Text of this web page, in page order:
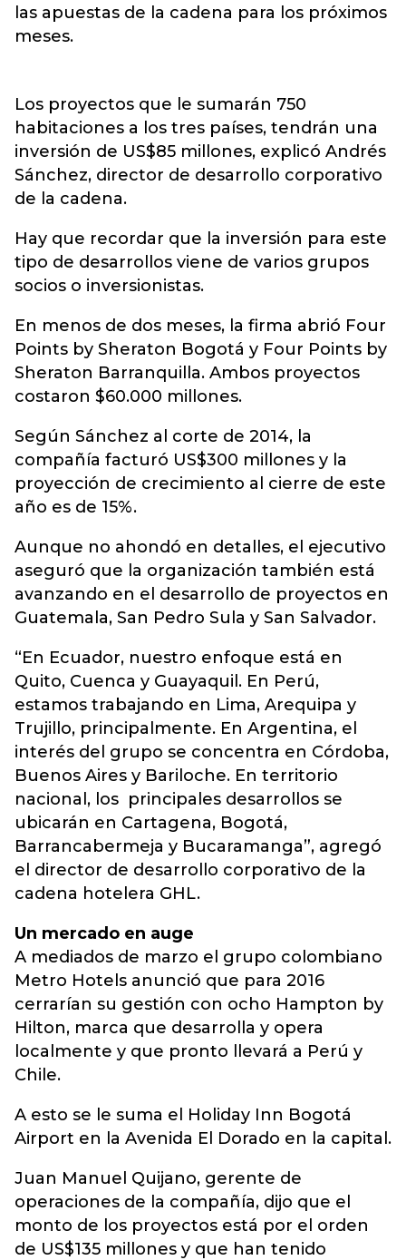
las apuestas de la cadena para los próximos
meses.
Los proyectos que le sumarán 750
habitaciones a los tres países, tendrán una
inversión de US$85 millones, explicó Andrés
Sánchez, director de desarrollo corporativo
de la cadena.
Hay que recordar que la inversión para este
tipo de desarrollos viene de varios grupos
socios o inversionistas.
En menos de dos meses, la firma abrió Four
Points by Sheraton Bogotá y Four Points by
Sheraton Barranquilla. Ambos proyectos
costaron $60.000 millones.
Según Sánchez al corte de 2014, la
compañía facturó US$300 millones y la
proyección de crecimiento al cierre de este
año es de 15%.
Aunque no ahondó en detalles, el ejecutivo
aseguró que la organización también está
avanzando en el desarrollo de proyectos en
Guatemala, San Pedro Sula y San Salvador.
“En Ecuador, nuestro enfoque está en
Quito, Cuenca y Guayaquil. En Perú,
estamos trabajando en Lima, Arequipa y
Trujillo, principalmente. En Argentina, el
interés del grupo se concentra en Córdoba,
Buenos Aires y Bariloche. En territorio
nacional, los principales desarrollos se
ubicarán en Cartagena, Bogotá,
Barrancabermeja y Bucaramanga”, agregó
el director de desarrollo corporativo de la
cadena hotelera GHL.
Un mercado en auge
A mediados de marzo el grupo colombiano
Metro Hotels anunció que para 2016
cerrarían su gestión con ocho Hampton by
Hilton, marca que desarrolla y opera
localmente y que pronto llevará a Perú y
Chile.
A esto se le suma el Holiday Inn Bogotá
Airport en la Avenida El Dorado en la capital.
Juan Manuel Quijano, gerente de
operaciones de la compañía, dijo que el
monto de los proyectos está por el orden
de US$135 millones y que han tenido